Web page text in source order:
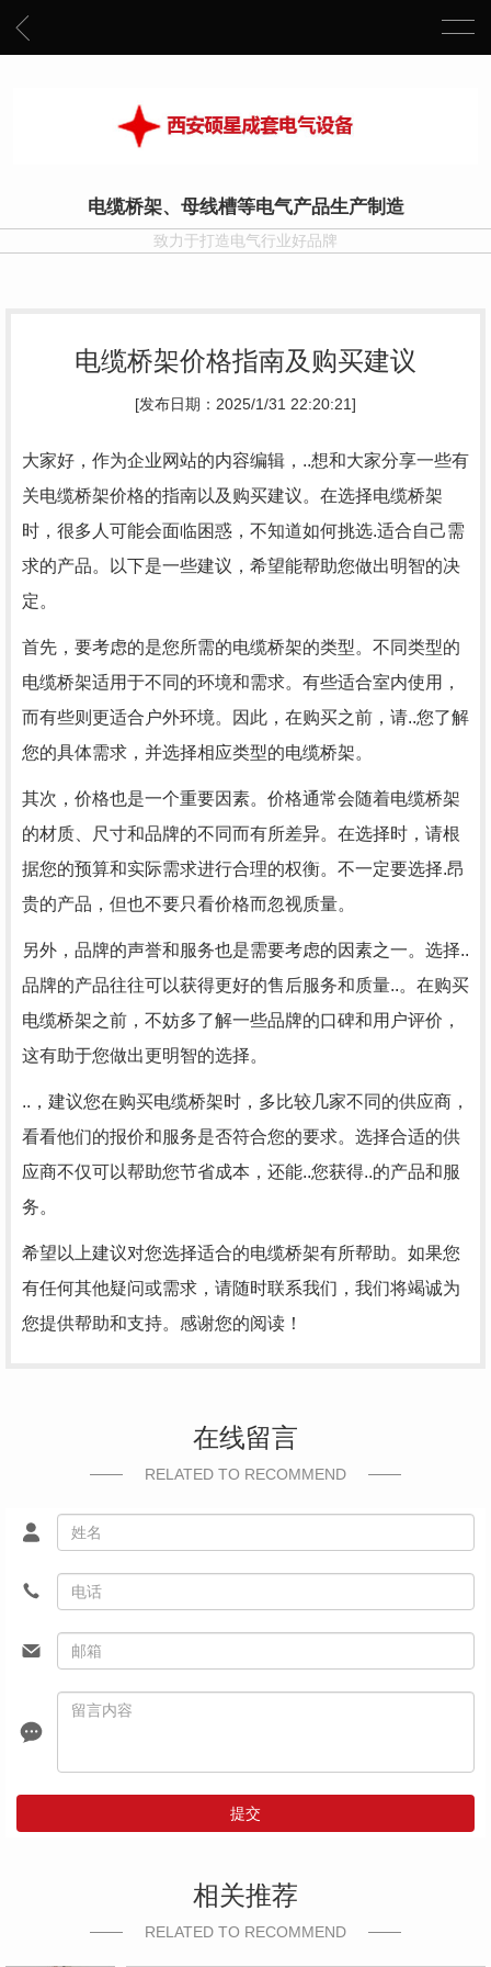
电缆桥架、母线槽等电气产品生产制造
致力于打造电气行业好品牌
电缆桥架价格指南及购买建议
[发布日期：2025/1/31 22:20:21]
大家好，作为企业网站的内容编辑，..想和大家分享一些有
关电缆桥架价格的指南以及购买建议。在选择电缆桥架
时，很多人可能会面临困惑，不知道如何挑选.适合自己需
求的产品。以下是一些建议，希望能帮助您做出明智的决
定。
首先，要考虑的是您所需的电缆桥架的类型。不同类型的
电缆桥架适用于不同的环境和需求。有些适合室内使用，
而有些则更适合户外环境。因此，在购买之前，请..您了解
您的具体需求，并选择相应类型的电缆桥架。
其次，价格也是一个重要因素。价格通常会随着电缆桥架
的材质、尺寸和品牌的不同而有所差异。在选择时，请根
据您的预算和实际需求进行合理的权衡。不一定要选择.昂
贵的产品，但也不要只看价格而忽视质量。
另外，品牌的声誉和服务也是需要考虑的因素之一。选择..
品牌的产品往往可以获得更好的售后服务和质量..。在购买
电缆桥架之前，不妨多了解一些品牌的口碑和用户评价，
这有助于您做出更明智的选择。
..，建议您在购买电缆桥架时，多比较几家不同的供应商，
看看他们的报价和服务是否符合您的要求。选择合适的供
应商不仅可以帮助您节省成本，还能..您获得..的产品和服
务。
希望以上建议对您选择适合的电缆桥架有所帮助。如果您
有任何其他疑问或需求，请随时联系我们，我们将竭诚为
您提供帮助和支持。感谢您的阅读！
在线留言
RELATED TO RECOMMEND
提交
相关推荐
RELATED TO RECOMMEND